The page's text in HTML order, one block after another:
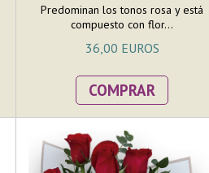
Predominan los tonos rosa y está
compuesto con flor...
36,00 EUROS
COMPRAR